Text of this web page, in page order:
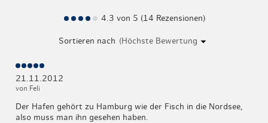
4.3 von 5 (14 Rezensionen)
Sortieren nach
21.11.2012
von Feli
Der Hafen gehört zu Hamburg wie der Fisch in die Nordsee,
also muss man ihn gesehen haben.